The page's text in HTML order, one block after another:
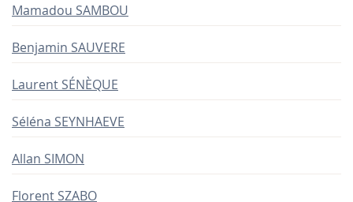
Mamadou SAMBOU
Benjamin SAUVERE
Laurent SÉNÈQUE
Séléna SEYNHAEVE
Allan SIMON
Florent SZABO